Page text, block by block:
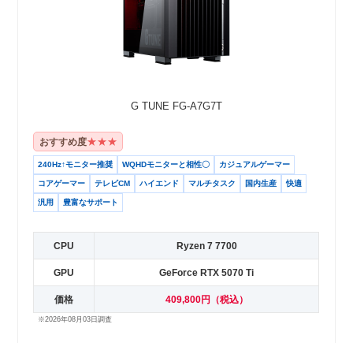
G TUNE FG-A7G7T
おすすめ度★★★
240Hz↑モニター推奨 WQHDモニターと相性〇 カジュアルゲーマー
コアゲーマー テレビCM ハイエンド マルチタスク 国内生産 快適
汎用 豊富なサポート
CPU Ryzen 7 7700
GPU GeForce RTX 5070 Ti
価格 409,800円（税込）
※2026年08月03日調査